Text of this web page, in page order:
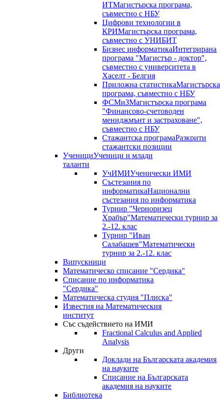
ИТМагистърска програма,
съвместно с НБУ
Цифрови технологии в
КРИМагистърска програма,
съвместно с УНИБИТ
Бизнес информатикаИнтегрирана
програма "Магистър - доктор",
съвместно с университета в
Хаселт - Белгия
Приложна статистикаМагистърска
програма, съвместно с НБУ
ФСМиЗМагистърска програма
"Финансово-счетоводен
мениджмънт и застраховане",
съвместно с НБУ
Стажантска програмаРазкрити
стажантски позиции
УченициУченици и млади
таланти
УчИМИУченически ИМИ
Състезания по
информатикаНационални
състезания по информатика
Турнир "Черноризец
Храбър"Математически турнир за
2.-12. клас
Турнир "Иван
Салабашев"Математически
турнир за 2.-12. клас
Випускници
Математическо списание "Сердика"
Списание по информатика
"Сердика"
Математическа студия "Плиска"
Известия на Математическия
институт
Със съдействието на ИМИ
Fractional Calculus and Applied
Analysis
Други
Доклади на Българската академия
на науките
Списание на Българската
академия на науките
Библиотека